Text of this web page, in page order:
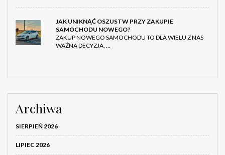
JAK UNIKNĄĆ OSZUSTW PRZY ZAKUPIE
SAMOCHODU NOWEGO?
ZAKUP NOWEGO SAMOCHODU TO DLA WIELU Z NAS
WAŻNA DECYZJA, …
Archiwa
SIERPIEŃ 2026
LIPIEC 2026